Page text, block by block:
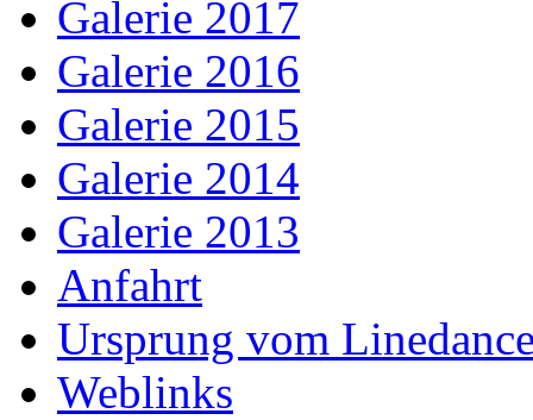
Galerie 2017
Galerie 2016
Galerie 2015
Galerie 2014
Galerie 2013
Anfahrt
Ursprung vom
Weblinks